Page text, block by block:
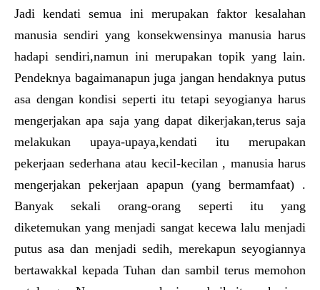
Jadi kendati semua ini merupakan faktor kesalahan
manusia sendiri yang konsekwensinya manusia harus
hadapi sendiri,namun ini merupakan topik yang lain.
Pendeknya bagaimanapun juga jangan hendaknya putus
asa dengan kondisi seperti itu tetapi seyogianya harus
mengerjakan apa saja yang dapat dikerjakan,terus saja
melakukan upaya-upaya,kendati itu merupakan
pekerjaan sederhana atau kecil-kecilan , manusia harus
mengerjakan pekerjaan apapun (yang bermamfaat) .
Banyak sekali orang-orang seperti itu yang
diketemukan yang menjadi sangat kecewa lalu menjadi
putus asa dan menjadi sedih, merekapun seyogiannya
bertawakkal kepada Tuhan dan sambil terus memohon